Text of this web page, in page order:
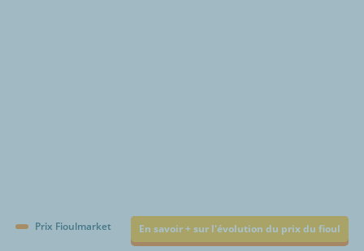
Prix Fioulmarket En savoir + sur l'évolution du prix du fioul